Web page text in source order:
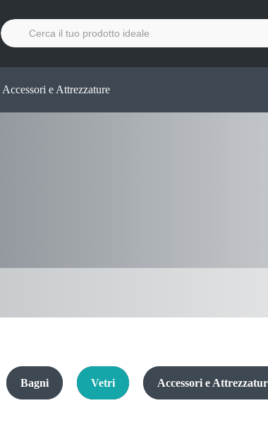
Cerca
per:
Accessori e Attrezzature
Bagni Vetri Accessori e